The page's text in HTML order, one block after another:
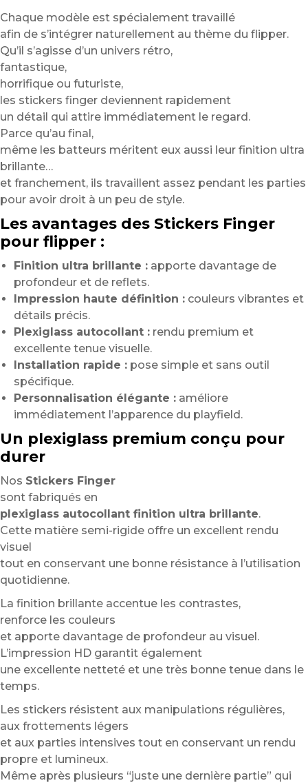
Chaque modèle est spécialement travaillé
afin de s’intégrer naturellement au thème du flipper.
Qu’il s’agisse d’un univers rétro,
fantastique,
horrifique ou futuriste,
les stickers finger deviennent rapidement
un détail qui attire immédiatement le regard.
Parce qu’au final,
même les batteurs méritent eux aussi leur finition ultra
brillante…
et franchement, ils travaillent assez pendant les parties
pour avoir droit à un peu de style.
Les avantages des Stickers Finger
pour flipper :
Finition ultra brillante : apporte davantage de
profondeur et de reflets.
Impression haute définition : couleurs vibrantes et
détails précis.
Plexiglass autocollant : rendu premium et
excellente tenue visuelle.
Installation rapide : pose simple et sans outil
spécifique.
Personnalisation élégante : améliore
immédiatement l’apparence du playfield.
Un plexiglass premium conçu pour
durer
Nos Stickers Finger
sont fabriqués en
plexiglass autocollant finition ultra brillante.
Cette matière semi-rigide offre un excellent rendu
visuel
tout en conservant une bonne résistance à l’utilisation
quotidienne.
La finition brillante accentue les contrastes,
renforce les couleurs
et apporte davantage de profondeur au visuel.
L’impression HD garantit également
une excellente netteté et une très bonne tenue dans le
temps.
Les stickers résistent aux manipulations régulières,
aux frottements légers
et aux parties intensives tout en conservant un rendu
propre et lumineux.
Même après plusieurs “juste une dernière partie” qui